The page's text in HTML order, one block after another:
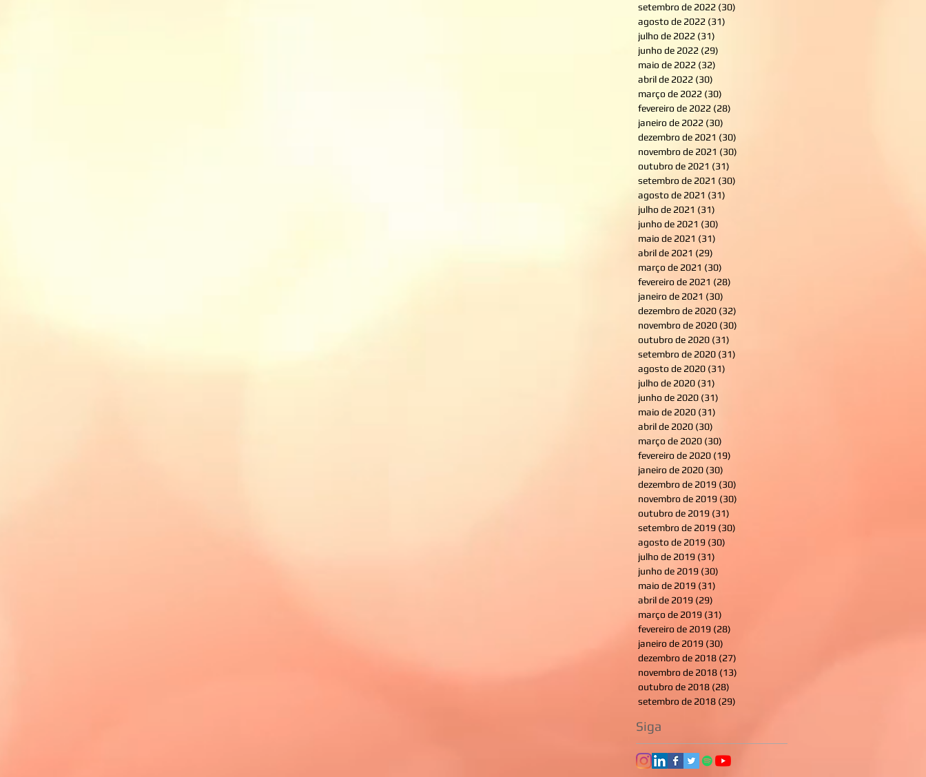
setembro de 2022 (30)
agosto de 2022 (31)
julho de 2022 (31)
junho de 2022 (29)
maio de 2022 (32)
abril de 2022 (30)
março de 2022 (30)
fevereiro de 2022 (28)
janeiro de 2022 (30)
dezembro de 2021 (30)
novembro de 2021 (30)
outubro de 2021 (31)
setembro de 2021 (30)
agosto de 2021 (31)
julho de 2021 (31)
junho de 2021 (30)
maio de 2021 (31)
abril de 2021 (29)
março de 2021 (30)
fevereiro de 2021 (28)
janeiro de 2021 (30)
dezembro de 2020 (32)
novembro de 2020 (30)
outubro de 2020 (31)
setembro de 2020 (31)
agosto de 2020 (31)
julho de 2020 (31)
junho de 2020 (31)
maio de 2020 (31)
abril de 2020 (30)
março de 2020 (30)
fevereiro de 2020 (19)
janeiro de 2020 (30)
dezembro de 2019 (30)
novembro de 2019 (30)
outubro de 2019 (31)
setembro de 2019 (30)
agosto de 2019 (30)
julho de 2019 (31)
junho de 2019 (30)
maio de 2019 (31)
abril de 2019 (29)
março de 2019 (31)
fevereiro de 2019 (28)
janeiro de 2019 (30)
dezembro de 2018 (27)
novembro de 2018 (13)
outubro de 2018 (28)
setembro de 2018 (29)
Siga